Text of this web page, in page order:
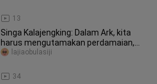
13
Singa Kalajengking: Dalam Ark, kita
harus mengutamakan perdamaian,
menjunjung tinggi etika bertarung
34
lajiaobulasiji